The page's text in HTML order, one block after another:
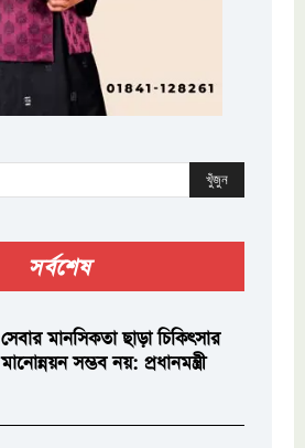
খুঁজুন
সর্বশেষ
সেবার মানসিকতা ছাড়া চিকিৎসার
মানোন্নয়ন সম্ভব নয়: প্রধানমন্ত্রী